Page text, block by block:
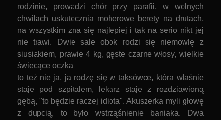
rodzinie, prowadzi chór przy parafii, w wolnych
chwilach uskutecznia moherowe berety na drutach,
na wszystkim zna się najlepiej i tak na serio nikt jej
nie trawi. Dwie sale obok rodzi się niemowlę z
siusiakiem, prawie 4 kg, gęste czarne włosy, wielkie
świecące oczka,
to też nie ja, ja rodzę się w taksówce, która właśnie
staje pod szpitalem, lekarz staje z rozdziawioną
gębą, "to będzie raczej idiota". Akuszerka myli głowę
z dupcią, to było wstrząśnienie baniaka. Dwa